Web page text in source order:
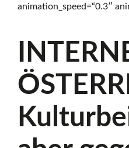
animation_speed=“0.3″